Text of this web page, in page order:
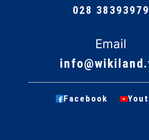
028 38393979
Email
Facebook ·